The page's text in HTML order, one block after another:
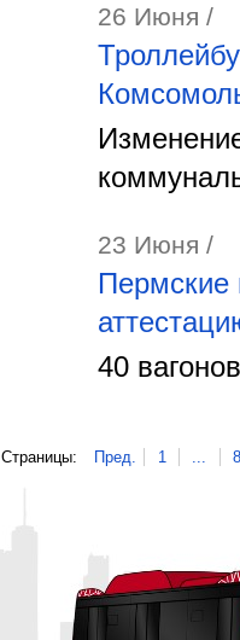
26 Июня /
23 Июня /
Пермские
40
Страницы: Пред. 1